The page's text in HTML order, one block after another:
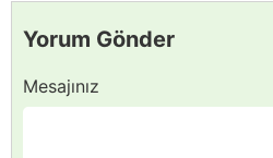
Yorum Gönder
Mesajınız